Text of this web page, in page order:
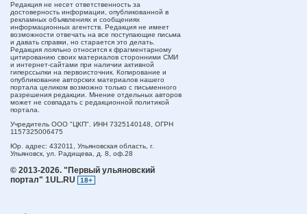
Редакция не несет ответственность за
достоверность информации, опубликованной в
рекламных объявлениях и сообщениях
информационных агентств. Редакция не имеет
возможности отвечать на все поступающие письма
и давать справки, но старается это делать.
Редакция лояльно относится к фрагментарному
цитированию своих материалов сторонними СМИ
и интернет-сайтами при наличии активной
гиперссылки на первоисточник. Копирование и
опубликование авторских материалов нашего
портала целиком возможно только с письменного
разрешения редакции. Мнение отдельных авторов
может не совпадать с редакционной политикой
портала.
Учредитель ООО "ЦКП". ИНН 7325140148, ОГРН
1157325006475
Юр. адрес: 432011, Ульяновская область, г.
Ульяновск, ул. Радищева, д. 8, оф.28
© 2013-2026. "Первый ульяновский
портал" 1UL.RU
18+